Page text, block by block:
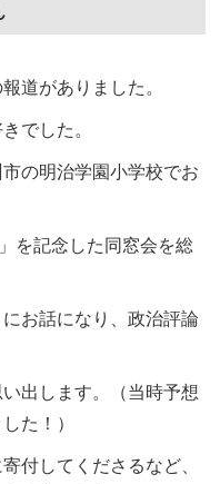
道がありました。
でした。
の明治学園小学校でお
を記念した同窓会を総
お話になり、政治評論
出します。（当時予想
た！）
付してくださるなど、